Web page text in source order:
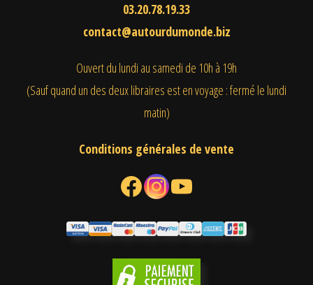
03.20.78.19.33
contact@autourdumonde.biz
Ouvert du lundi au samedi de 10h à 19h
(Sauf quand un des deux libraires est en voyage : fermé le lundi
matin)
Conditions générales de vente
Facebook Instagram YouTube